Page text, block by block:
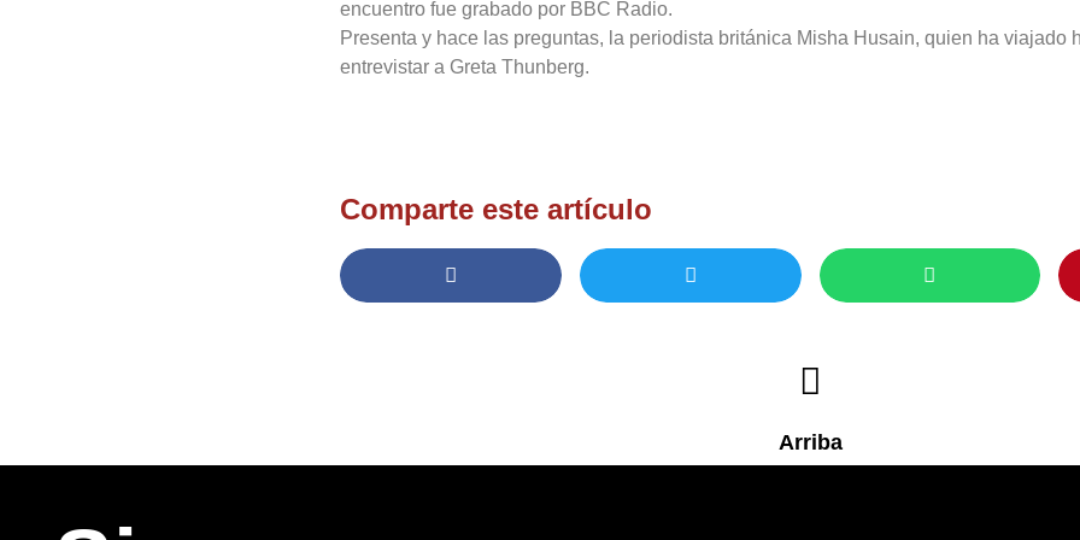
encuentro fue grabado por BBC Radio.
Presenta y hace las preguntas, la periodista británica Misha Husain, quien ha viajado
entrevistar a Greta Thunberg.
Comparte este artículo
Arriba